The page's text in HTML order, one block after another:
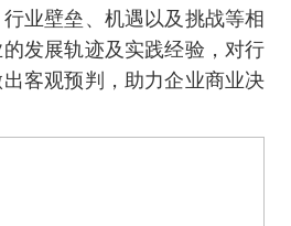
业壁垒、机遇以及挑战等相
发展轨迹及实践经验，对行
客观预判，助力企业商业决